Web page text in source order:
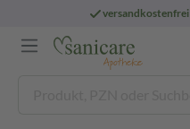
versandkostenfrei